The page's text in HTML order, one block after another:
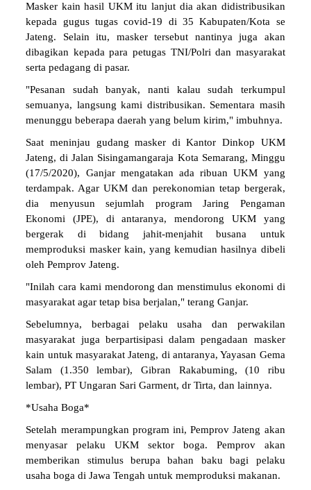
Masker kain hasil UKM itu lanjut dia akan didistribusikan
kepada gugus tugas covid-19 di 35 Kabupaten/Kota se
Jateng. Selain itu, masker tersebut nantinya juga akan
dibagikan kepada para petugas TNI/Polri dan masyarakat
serta pedagang di pasar.
"Pesanan sudah banyak, nanti kalau sudah terkumpul
semuanya, langsung kami distribusikan. Sementara masih
menunggu beberapa daerah yang belum kirim," imbuhnya.
Saat meninjau gudang masker di Kantor Dinkop UKM
Jateng, di Jalan Sisingamangaraja Kota Semarang, Minggu
(17/5/2020), Ganjar mengatakan ada ribuan UKM yang
terdampak. Agar UKM dan perekonomian tetap bergerak,
dia menyusun sejumlah program Jaring Pengaman
Ekonomi (JPE), di antaranya, mendorong UKM yang
bergerak di bidang jahit-menjahit busana untuk
memproduksi masker kain, yang kemudian hasilnya dibeli
oleh Pemprov Jateng.
"Inilah cara kami mendorong dan menstimulus ekonomi di
masyarakat agar tetap bisa berjalan," terang Ganjar.
Sebelumnya, berbagai pelaku usaha dan perwakilan
masyarakat juga berpartisipasi dalam pengadaan masker
kain untuk masyarakat Jateng, di antaranya, Yayasan Gema
Salam (1.350 lembar), Gibran Rakabuming, (10 ribu
lembar), PT Ungaran Sari Garment, dr Tirta, dan lainnya.
*Usaha Boga*
Setelah merampungkan program ini, Pemprov Jateng akan
menyasar pelaku UKM sektor boga. Pemprov akan
memberikan stimulus berupa bahan baku bagi pelaku
usaha boga di Jawa Tengah untuk memproduksi makanan.